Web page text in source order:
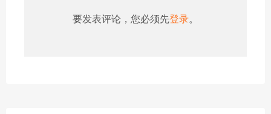
要发表评论，您必须先登录。